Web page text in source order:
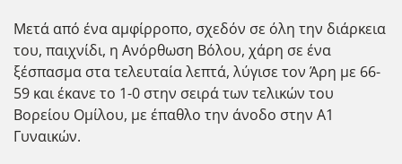
Μετά από ένα αμφίρροπο, σχεδόν σε όλη την διάρκεια
του, παιχνίδι, η Ανόρθωση Βόλου, χάρη σε ένα
ξέσπασμα στα τελευταία λεπτά, λύγισε τον Άρη με 66-
59 και έκανε το 1-0 στην σειρά των τελικών του
Βορείου Ομίλου, με έπαθλο την άνοδο στην Α1
Γυναικών.